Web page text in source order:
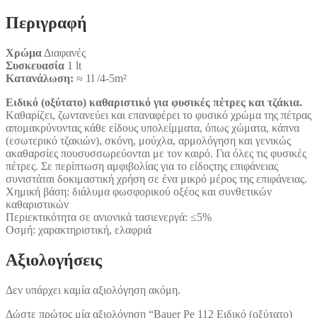
Περιγραφή
Χρώμα Διαφανές
Συσκευασία 1 lt
Κατανάλωση: ≈ 1l /4-5m²
Ειδικό (οξύτατο) καθαριστικό για φυσικές πέτρες και τζάκια.
Kαθαρίζει, ζωντανεύει και επαναφέρει το φυσικό χρώμα της πέτρας
απομακρύνοντας κάθε είδους υπολείμματα, όπως χώματα, κάπνα
(εσωτερικό τζακιών), σκόνη, μούχλα, αρμολόγηση και γενικώς
ακαθαρσίες πουσυσσωρεύονται με τον καιρό. Για όλες τις φυσικές
πέτρες. Σε περίπτωση αμφιβολίας για το είδοςτης επιφάνειας
συνιστάται δοκιμαστική χρήση σε ένα μικρό μέρος της επιφάνειας.
Χημική βάση: διάλυμα φωσφορικού οξέος και συνθετικών
καθαριστικών
Περιεκτικότητα σε ανιονικά τασιενεργά: ≤5%
Οσμή: χαρακτηριστική, ελαφριά
Αξιολογήσεις
Δεν υπάρχει καμία αξιολόγηση ακόμη.
Δώστε πρώτος μία αξιολόγηση “Bauer Pe 112 Ειδικό (οξύτατο)